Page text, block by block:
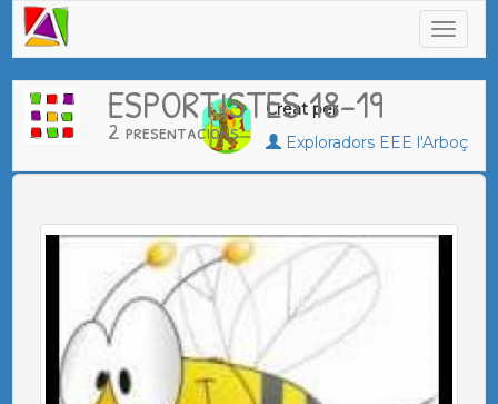
ESPORTISTES 18-19
2 presentacions
Creat per
Exploradors EEE l'Arboç